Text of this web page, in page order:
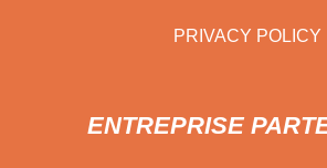
PRIVACY POLICY
ENTREPRISE